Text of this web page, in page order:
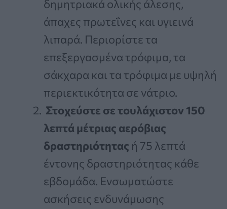
δημητριακά ολικής άλεσης,
άπαχες πρωτεΐνες και υγιεινά
λιπαρά. Περιορίστε τα
επεξεργασμένα τρόφιμα, τα
σάκχαρα και τα τρόφιμα με υψηλή
περιεκτικότητα σε νάτριο.
Στοχεύστε σε τουλάχιστον 150
λεπτά μέτριας αερόβιας
δραστηριότητας ή 75 λεπτά
έντονης δραστηριότητας κάθε
εβδομάδα. Ενσωματώστε
ασκήσεις ενδυνάμωσης